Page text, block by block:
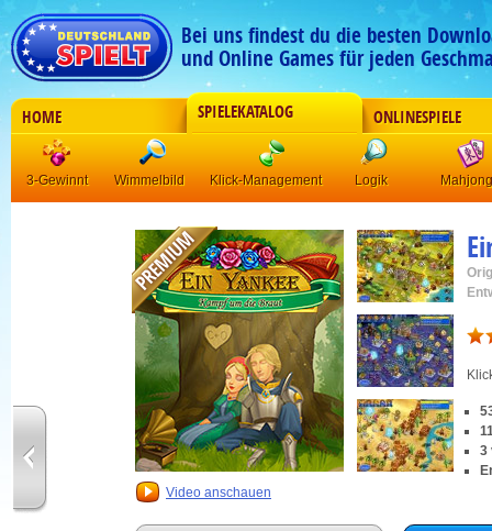
Bei uns findest du die besten
und Online Games für jeden
HOME SPIELEKATALOG ONLINESPIELE
3-Gewinnt Wimmelbild Klick-Management Logik Mahjong
Video anschauen
3